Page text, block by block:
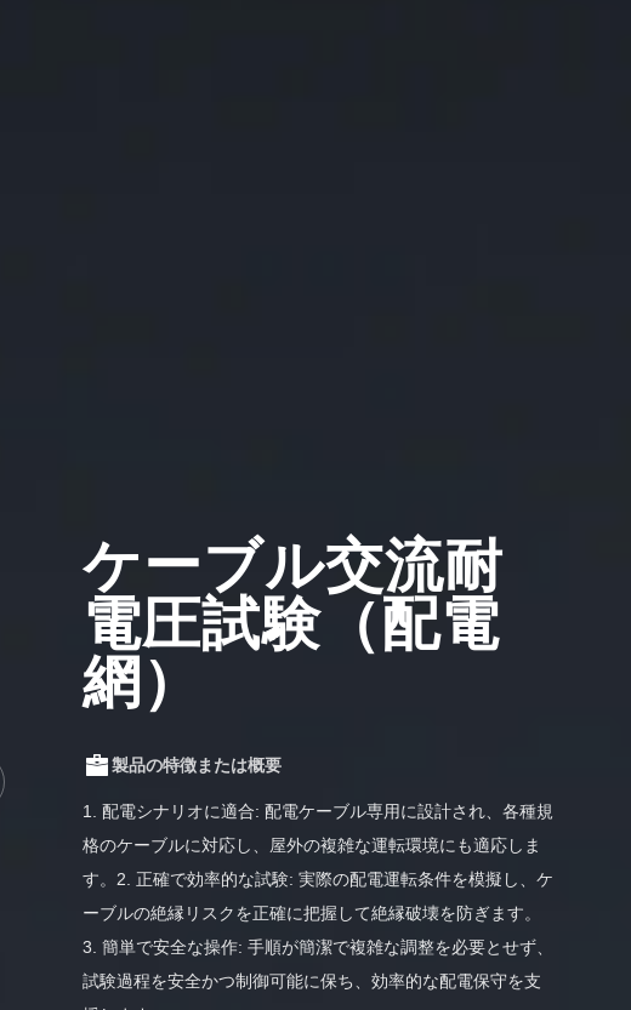
ケーブル交流耐
電圧試験（配電
網）
製品の特徴または概要
1. 配電シナリオに適合: 配電ケーブル専用に設計され、各種規
格のケーブルに対応し、屋外の複雑な運転環境にも適応しま
す。2. 正確で効率的な試験: 実際の配電運転条件を模擬し、ケ
ーブルの絶縁リスクを正確に把握して絶縁破壊を防ぎます。
3. 簡単で安全な操作: 手順が簡潔で複雑な調整を必要とせず、
試験過程を安全かつ制御可能に保ち、効率的な配電保守を支